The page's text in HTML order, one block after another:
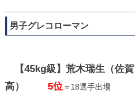
男子グレコローマン
【45kg級】荒木瑞生（佐
高）
5位 ＝18選手出場